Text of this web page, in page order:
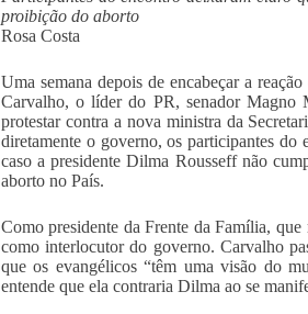
proibição do aborto
Rosa Costa
Uma semana depois de encabeçar a
Carvalho, o líder do PR, senador Magno
protestar contra a nova ministra da
diretamente o governo, os participantes do
caso a presidente Dilma Rousseff não
aborto no País.
Como presidente da Frente da Família,
como interlocutor do governo. Carvalho
que os evangélicos “têm uma visão do
entende que ela contraria Dilma ao se